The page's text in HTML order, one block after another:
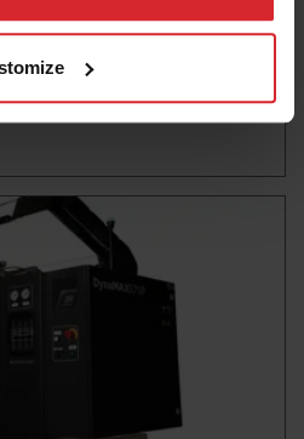
DE ÁGUA: GUIA REAL